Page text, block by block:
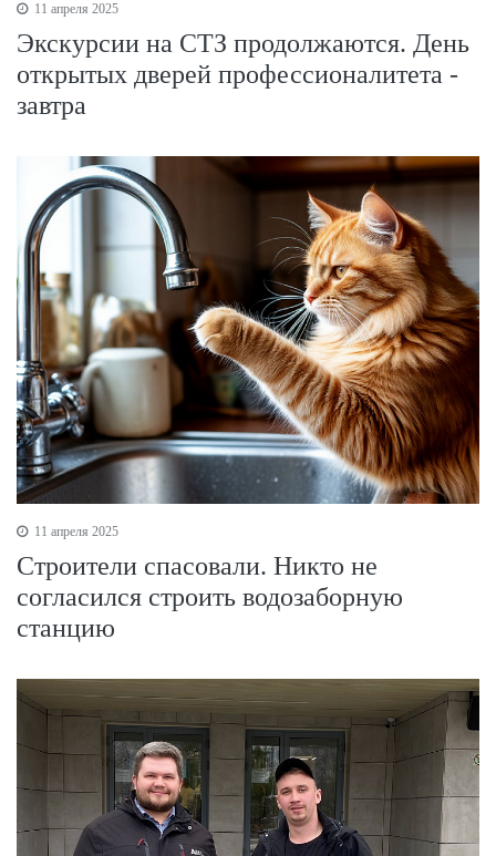
11 апреля 2025
Экскурсии на СТЗ продолжаются. День
открытых дверей профессионалитета -
завтра
11 апреля 2025
Строители спасовали. Никто не
согласился строить водозаборную
станцию